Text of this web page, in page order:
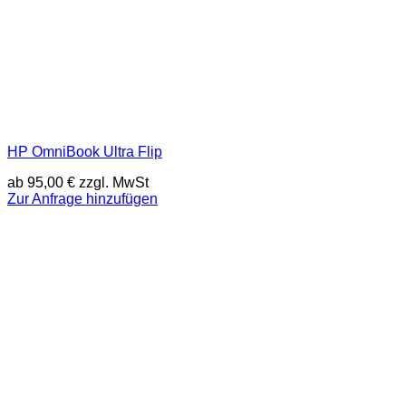
HP OmniBook Ultra Flip
ab 95,00 € zzgl. MwSt
Zur Anfrage hinzufügen